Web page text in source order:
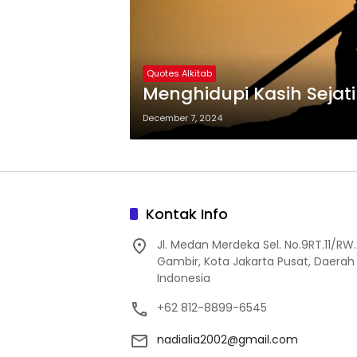
Quotes Alkitab
Menghidupi Kasih
December 7, 2024
Kontak Info
Jl. Medan Merdeka Sel. No.9RT.11/
Gambir, Kota Jakarta Pusat, Daerah
Indonesia
+62 812-8899-6545
nadialia2002@gmail.com